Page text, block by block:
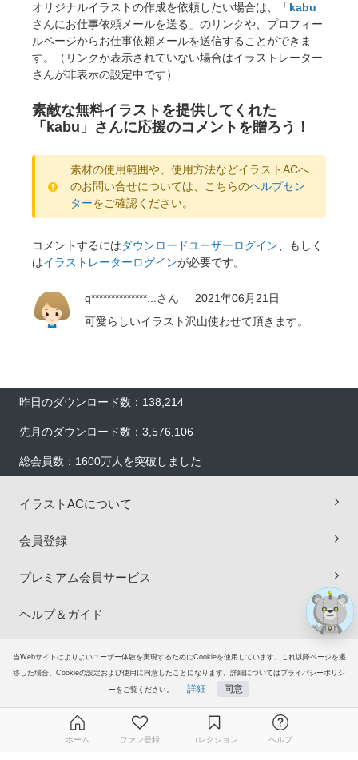
当Webサイトはよりよいユーザー体験を実現するためにCookieを使用しています。これ以降ページを遷
移した場合、Cookieの設定および使用に同意したことになります。詳細についてはプライバシーポリシ
ーをご覧ください。 詳細 同意
オリジナルイラストの作成を依頼したい場合は、「kabu
さんにお仕事依頼メールを送る」のリンクや、プロフィー
ルページからお仕事依頼メールを送信することができま
す。（リンクが表示されていない場合はイラストレーター
さんが非表示の設定中です）
素敵な無料イラストを提供してくれた
「kabu」さんに応援のコメントを贈ろう！
素材の使用範囲や、使用方法などイラストACへ
のお問い合せについては、こちらのヘルプセン
ターをご確認ください。
コメントするにはダウンロードユーザーログイン、もしく
はイラストレーターログインが必要です。
q**************...さん
2021年06月21日
可愛らしいイラスト沢山使わせて頂きます。
昨日のダウンロード数：138,214
先月のダウンロード数：3,576,106
総会員数：1600万人を突破しました
イラストACについて
会員登録
プレミアム会員サービス
ヘルプ＆ガイド
グループサイト
ご意見・ご要望
© 2006-2026 イラストAC
ホーム ファン登録 コレクション ヘルプ